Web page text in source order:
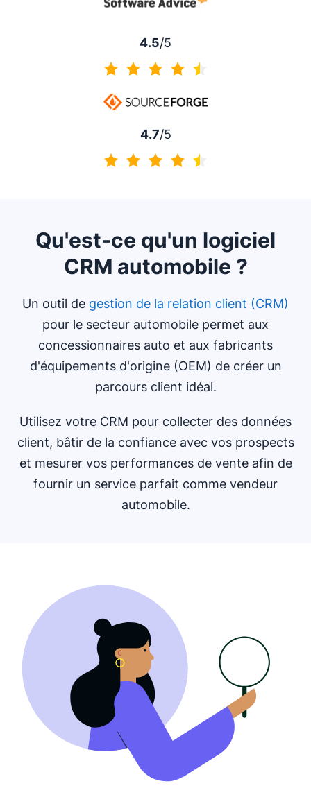
4.5/5
4.7/5
Qu'est-ce qu'un logiciel
CRM automobile ?
Un outil de gestion de la relation client (CRM)
pour le secteur automobile permet aux
concessionnaires auto et aux fabricants
d'équipements d'origine (OEM) de créer un
parcours client idéal.
Utilisez votre CRM pour collecter des données
client, bâtir de la confiance avec vos prospects
et mesurer vos performances de vente afin de
fournir un service parfait comme vendeur
automobile.